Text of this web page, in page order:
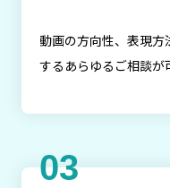
動画の方向性、表現
するあらゆるご相談が
03